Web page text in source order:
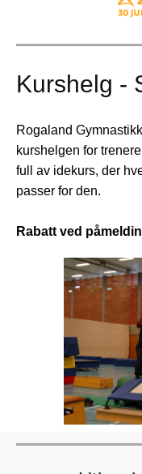
Kurshelg -
Rogaland
kurshelgen for
full av idekurs, der
passer for den.
Rabatt ved